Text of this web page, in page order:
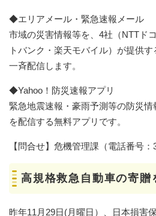
◆エリアメール・緊急速報メール
市域の災害情報等を、4社（NTTド
トバンク・楽天モバイル）が提供
一斉配信します。
◆Yahoo！防災速報アプリ
緊急地震速報・豪雨予測等の防災
を配信する無料アプリです。
【問合せ】危機管理課（電話番号：
高規格救急自動車の寄贈
昨年11月29日(月曜日）、日本損害